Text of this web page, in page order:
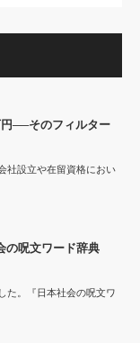
──そのフィルター
社設立や在留資格におい
の呪文ワード辞典
た。『日本社会の呪文ワ